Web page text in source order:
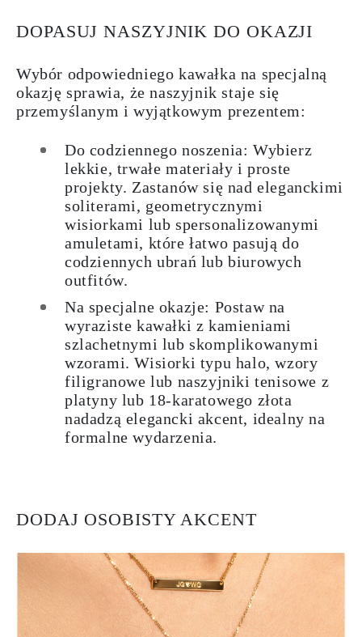
DOPASUJ NASZYJNIK DO OKAZJI
Wybór odpowiedniego kawałka na specjalną
okazję sprawia, że naszyjnik staje się
przemyślanym i wyjątkowym prezentem:
Do codziennego noszenia: Wybierz
lekkie, trwałe materiały i proste
projekty. Zastanów się nad eleganckimi
soliterami, geometrycznymi
wisiorkami lub spersonalizowanymi
amuletami, które łatwo pasują do
codziennych ubrań lub biurowych
outfitów.
Na specjalne okazje: Postaw na
wyraziste kawałki z kamieniami
szlachetnymi lub skomplikowanymi
wzorami. Wisiorki typu halo, wzory
filigranowe lub naszyjniki tenisowe z
platyny lub 18-karatowego złota
nadadzą elegancki akcent, idealny na
formalne wydarzenia.
DODAJ OSOBISTY AKCENT